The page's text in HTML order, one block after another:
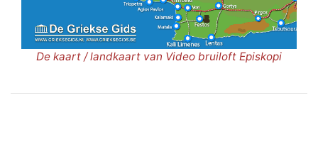
De kaart / landkaart van Video bruiloft Episkopi